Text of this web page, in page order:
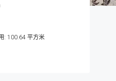
100.64 平方米